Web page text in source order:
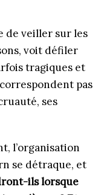
de veiller sur les
voit défiler
tragiques et
pas
ses
l’organisation
se détraque, et
ils lorsque